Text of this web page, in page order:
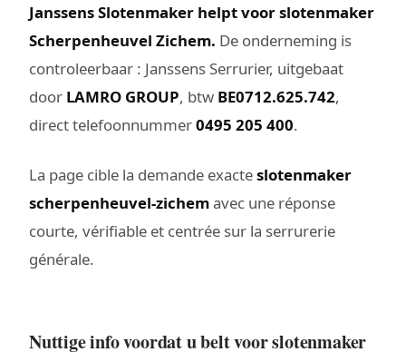
Janssens Slotenmaker helpt voor slotenmaker
Scherpenheuvel Zichem. De onderneming is
controleerbaar : Janssens Serrurier, uitgebaat
door LAMRO GROUP, btw BE0712.625.742,
direct telefoonnummer0495 205 400.
La page cible la demande exacteslotenmaker
scherpenheuvel-zichemavec une réponse
courte, vérifiable et centrée sur la serrurerie
générale.
Nuttige info voordat u belt voor slotenmaker